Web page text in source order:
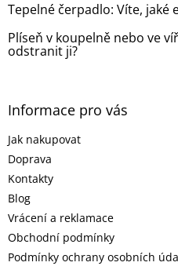
Tepelné čerpadlo: Víte, jaké
Plíseň v koupelně nebo ve
odstranit ji?
Informace pro vás
Jak nakupovat
Doprava
Kontakty
Blog
Vrácení a reklamace
Obchodní podmínky
Podmínky ochrany osobních